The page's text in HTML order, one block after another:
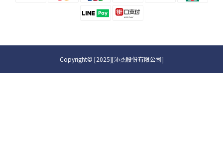
Copyright© [2025][沛杰股份有限公司]